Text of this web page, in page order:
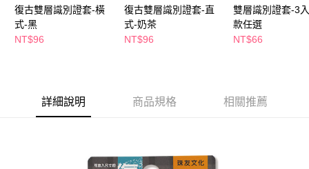
３．收到繳費通知簡訊後14天內，點擊此簡訊中的連結，可透過四大超商／
ATM／網路銀行／等多元方式進行付款，方視為交易完成。
※ 請注意：結帳手續完成當下不需立刻繳費，但若您需要取消訂單，請聯絡
客戶支援中心」 https://netprotections.freshdesk.com/support/home
權轉讓予恩沛科技股份有限公司。
每筆NT$65，滿NT$390(含以上)免運費
萊爾富取貨付款
每筆NT$65，滿NT$490(含以上)免運費
7-11取貨付款
復古雙層識別證套-橫
式-黑
NT$96
復古雙層識別證套-直
式-奶茶
NT$96
雙層識別證套-3
款任選
NT$66
詳細說明 商品規格 相關推薦